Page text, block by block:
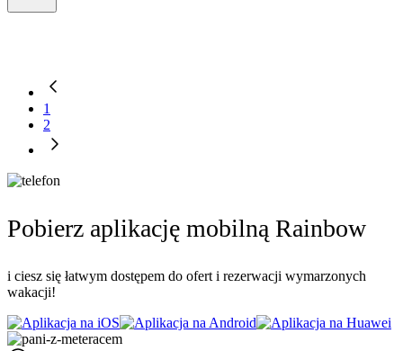
1
2
Pobierz aplikację mobilną Rainbow
i ciesz się łatwym dostępem do ofert i rezerwacji wymarzonych
wakacji!